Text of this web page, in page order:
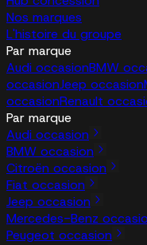
Nos marques
L'histoire du groupe
Par marque
Audi occasionBMW
occasionJeep occasion
occasionRenault
Par marque
Audi occasion
BMW occasion
Citroën occasion
Fiat occasion
Jeep occasion
Mercedes-Benz
Peugeot occasion